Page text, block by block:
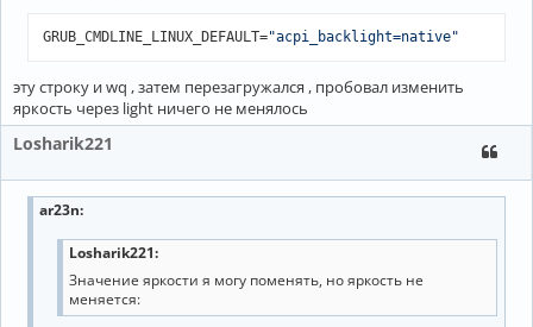
GRUB_CMDLINE_LINUX_DEFAULT="acpi_backlight=native"
эту строку и wq , затем перезагружался , пробовал изменить
яркость через light ничего не менялось
Losharik221
ar23n:
Losharik221:
Значение яркости я могу поменять, но яркость не
меняется: